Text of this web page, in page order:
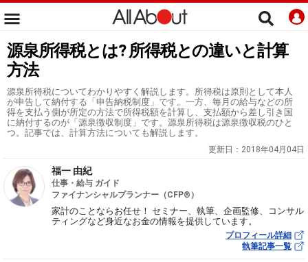
源泉所得税とは? 所得税との違いと計算
方法
源泉所得税についてわかりやすく解説します。所得税は原則として本人
が申告して納付する「申告納税制度」です。一方、毎月の給与などの所
得を支払う側が所定の方法で所得税額を計算し、支払額から差し引き国
に納付するのが「源泉徴収制度」です。源泉所得税は源泉徴収税のひと
つ。記事では、計算方法についても解説します。
更新日： 2018年04月04日
福一 由紀
仕事・給与 ガイド
ファイナンシャルプランナー（CFP®）
家計のことならお任せ！ セミナー、執筆、企画監修、コンサル
ティングなど身近なお金の情報を提供しています。
プロフィール詳細
執筆記事一覧